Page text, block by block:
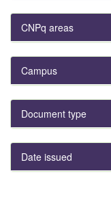
CNPq areas
Campus
Document type
Date issued